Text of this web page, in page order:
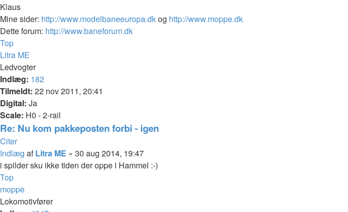
Klaus
Mine sider: http://www.modelbaneeuropa.dkog http://www.moppe.dk
Dette forum: http://www.baneforum.dk
Top
Litra ME
Ledvogter
Indlæg: 182
Tilmeldt: 22 nov 2011, 20:41
Digital: Ja
Scale: H0 - 2-rail
Re: Nu kom pakkeposten forbi - igen
Citer
Indlæg afLitra ME » 30 aug 2014, 19:47
i spilder sku ikke tiden der oppe i Hammel :-)
Top
moppe
Lokomotivfører